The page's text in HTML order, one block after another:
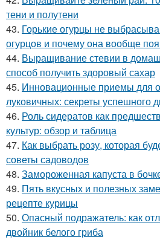
тени и полутени
43. Горькие огурцы не
огурцов и почему она вообще
44. Выращивание стевии в
способ получить здоровый сахар
45. Инновационные приемы для
луковичных: секреты успешного
46. Роль сидератов как
культур: обзор и таблица
47. Как выбрать розу, которая
советы садоводов
48. Замороженная капуста в
49. Пять вкусных и полезных
рецепте курицы
50. Опасный подражатель: как
двойник белого гриба